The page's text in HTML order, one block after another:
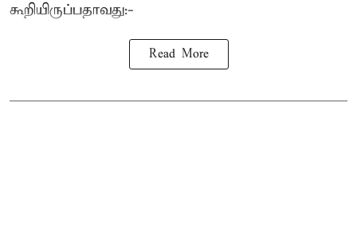
கூறியிருப்பதாவது:-
Read More